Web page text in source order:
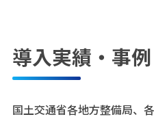
導入実績・事例
国土交通省各地方整備局、